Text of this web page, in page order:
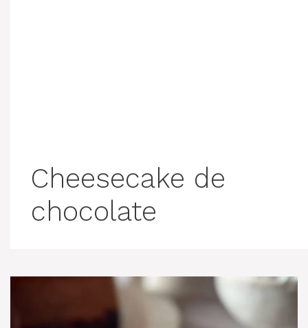
Cheesecake de
chocolate